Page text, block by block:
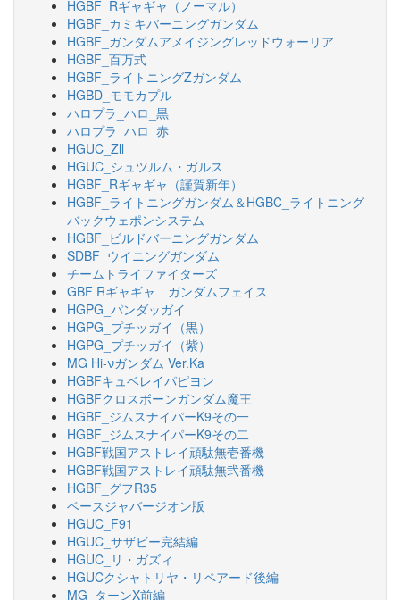
HGBF_Rギャギャ（ノーマル）
HGBF_カミキバーニングガンダム
HGBF_ガンダムアメイジングレッドウォーリア
HGBF_百万式
HGBF_ライトニングZガンダム
HGBD_モモカプル
ハロプラ_ハロ_黒
ハロプラ_ハロ_赤
HGUC_Zll
HGUC_シュツルム・ガルス
HGBF_Rギャギャ（謹賀新年）
HGBF_ライトニングガンダム＆HGBC_ライトニング
バックウェポンシステム
HGBF_ビルドバーニングガンダム
SDBF_ウイニングガンダム
チームトライファイターズ
GBF Rギャギャ ガンダムフェイス
HGPG_パンダッガイ
HGPG_プチッガイ（黒）
HGPG_プチッガイ（紫）
MG Hi-νガンダム Ver.Ka
HGBFキュベレイパピヨン
HGBFクロスボーンガンダム魔王
HGBF_ジムスナイパーK9その一
HGBF_ジムスナイパーK9その二
HGBF戦国アストレイ頑駄無壱番機
HGBF戦国アストレイ頑駄無弐番機
HGBF_グフR35
ベースジャバージオン版
HGUC_F91
HGUC_サザビー完結編
HGUC_リ・ガズィ
HGUCクシャトリヤ・リペアード後編
MG_ターンX前編